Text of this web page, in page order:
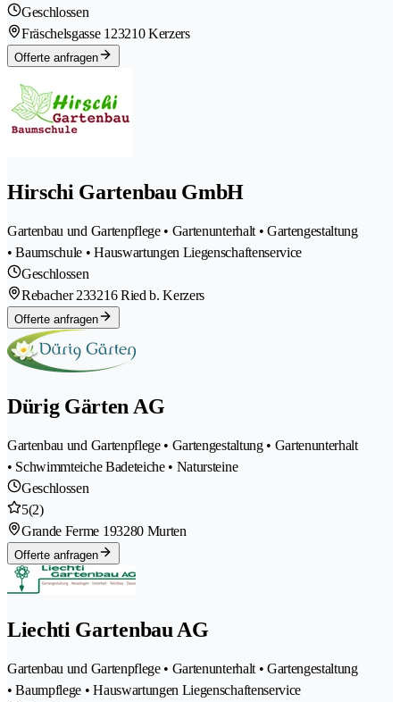
Geschlossen
Fräschelsgasse 123210 Kerzers
Offerte anfragen
Hirschi Gartenbau GmbH
Gartenbau und Gartenpflege • Gartenunterhalt • Gartengestaltung
• Baumschule • Hauswartungen Liegenschaftenservice
Geschlossen
Rebacher 233216 Ried b. Kerzers
Offerte anfragen
Dürig Gärten AG
Gartenbau und Gartenpflege • Gartengestaltung • Gartenunterhalt
• Schwimmteiche Badeteiche • Natursteine
Geschlossen
5(2)
Grande Ferme 193280 Murten
Offerte anfragen
Liechti Gartenbau AG
Gartenbau und Gartenpflege • Gartenunterhalt • Gartengestaltung
• Baumpflege • Hauswartungen Liegenschaftenservice